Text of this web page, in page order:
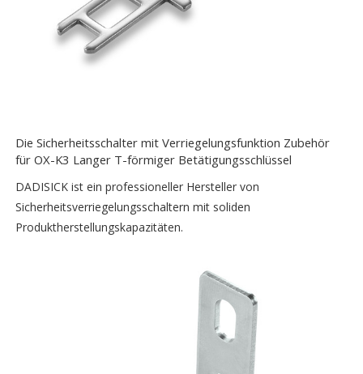
Die Sicherheitsschalter mit Verriegelungsfunktion Zubehör
für OX-K3 Langer T-förmiger Betätigungsschlüssel
DADISICK ist ein professioneller Hersteller von
Sicherheitsverriegelungsschaltern mit soliden
Produktherstellungskapazitäten.